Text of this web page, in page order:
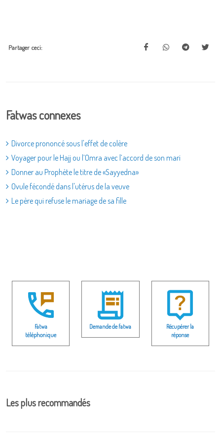
Partager ceci:
Fatwas connexes
Divorce prononcé sous l'effet de colère
Voyager pour le Hajj ou l’Omra avec l’accord de son mari
Donner au Prophète le titre de «Sayyedna»
Ovule fécondé dans l'utérus de la veuve
Le père qui refuse le mariage de sa fille
Fatwa
téléphonique
Demande de fatwa
Récupérer la
réponse
Les plus recommandés